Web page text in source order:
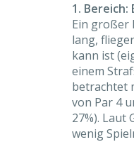
1.
Ein großer
lang,
kann ist
einem
betrachtet
von Par 4
27%). Laut
wenig